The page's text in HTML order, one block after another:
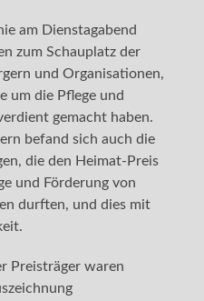
am Dienstagabend
zum Schauplatz der
und Organisationen,
um die Pflege und
gemacht haben.
befand sich auch die
die den Heimat-Preis
und Förderung von
durften, und dies mit
Preisträger waren